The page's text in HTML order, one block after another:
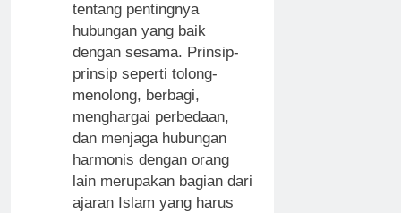
tentang pentingnya
hubungan yang baik
dengan sesama. Prinsip-
prinsip seperti tolong-
menolong, berbagi,
menghargai perbedaan,
dan menjaga hubungan
harmonis dengan orang
lain merupakan bagian dari
ajaran Islam yang harus